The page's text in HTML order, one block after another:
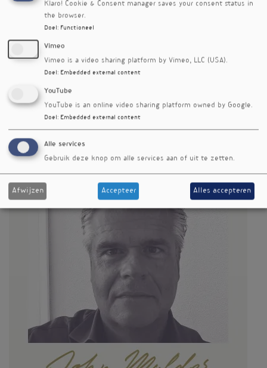
Trefwoorden
glycatie
Klaro! Cookie & Consent manager saves your consent status in
the browser.
Doel : Functioneel
Vimeo
Vimeo is a video sharing platform by Vimeo, LLC (USA).
Doel : Embedded external content
YouTube
YouTube is an online video sharing platform owned by Google.
Doel : Embedded external content
Alle services
Gebruik deze knop om alle services aan of uit te zetten.
Afwijzen Accepteer Alles accepteren